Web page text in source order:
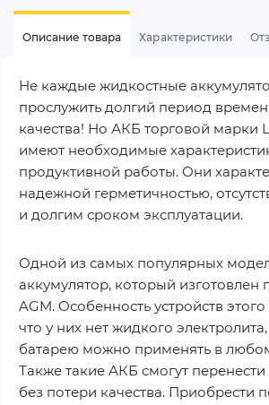
Описание товара Характеристики
Не каждые жидкостные
прослужить долгий период
качества! Но АКБ торговой марки
имеют необходимые
продуктивной работы. Они
надежной герметичностью,
и долгим сроком эксплуатации.
Одной из самых популярных
аккумулятор, который изготовлен
AGM. Особенность устройств
что у них нет жидкого
батарею можно применять в
Также такие АКБ смогут
без потери качества. Приобрести